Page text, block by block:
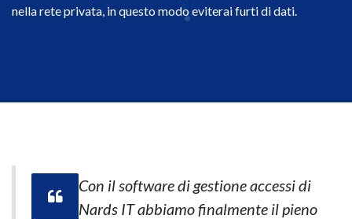
nella rete privata, in questo modo eviterai furti di dati.
Con il software di gestione accessi di
Nards IT abbiamo finalmente il pieno